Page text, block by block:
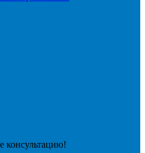
консультацию!